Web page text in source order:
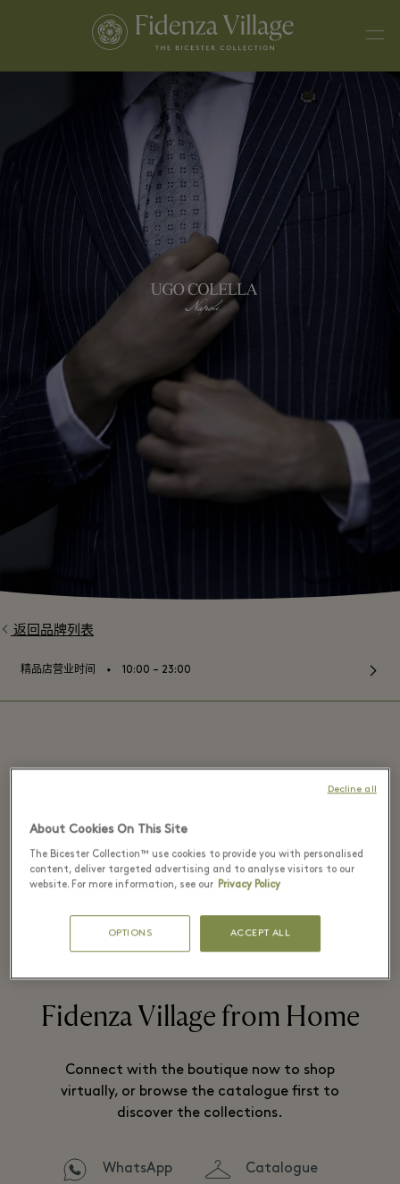
返回品牌列表
精品店营业时间 ⬩ 10:00 – 23:00
Ugo Colella - Fidenza Village
Neapolitan tailoring.
Fidenza Village from Home
Connect with the boutique now to shop
virtually, or browse the catalogue first to
discover the collections.
WhatsApp Catalogue
About Cookies On This Site
The Bicester Collection™ use cookies to provide you with personalised
content, deliver targeted advertising and to analyse visitors to our
website. For more information, see our Privacy Policy
OPTIONS ACCEPT ALL
Decline all